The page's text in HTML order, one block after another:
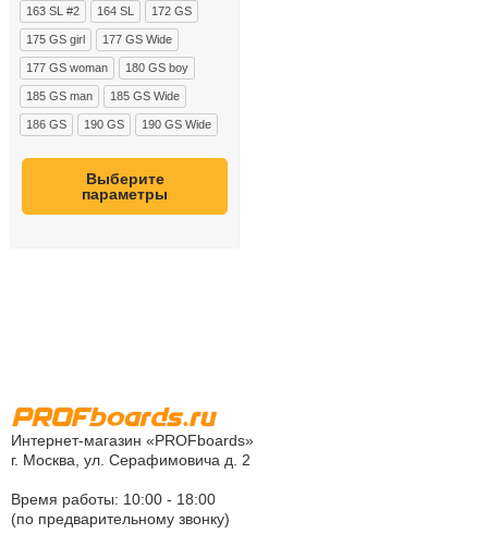
163 SL #2 164 SL 172 GS
175 GS girl 177 GS Wide
177 GS woman 180 GS boy
185 GS man 185 GS Wide
186 GS 190 GS 190 GS Wide
Выберите
параметры
Интернет-магазин «PROFboards»
г. Москва, ул. Серафимовича д. 2
Время работы: 10:00 - 18:00
(по предварительному звонку)